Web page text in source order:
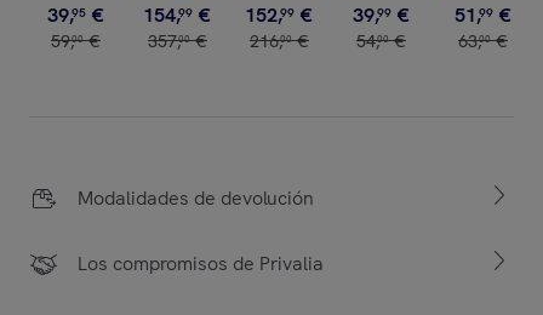
39,95 €
59,00 €
154,99 €
357,00 €
152,99 €
216,00 €
39,99 €
54,00 €
51,99 €
63,00 €
Modalidades de devolución
Los compromisos de Privalia